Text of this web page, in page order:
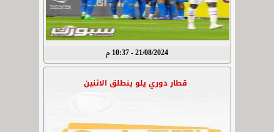
21/08/2024 - 10:37 م
قطار دوري يلو ينطلق الاثنين